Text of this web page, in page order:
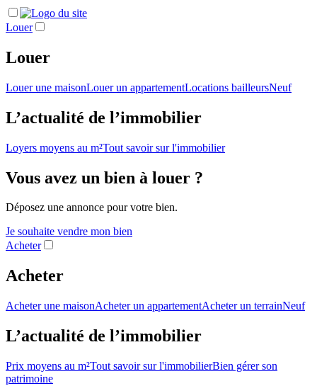
Louer
Louer
Louer une maisonLouer un appartementLocations bailleursNeuf
L’actualité de l’immobilier
Loyers moyens au m²Tout savoir sur l'immobilier
Vous avez un bien à louer ?
Déposez une annonce pour votre bien.
Je souhaite vendre mon bien
Acheter
Acheter
Acheter une maisonAcheter un appartementAcheter un terrainNeuf
L’actualité de l’immobilier
Prix moyens au m²Tout savoir sur l'immobilierBien gérer son
patrimoine